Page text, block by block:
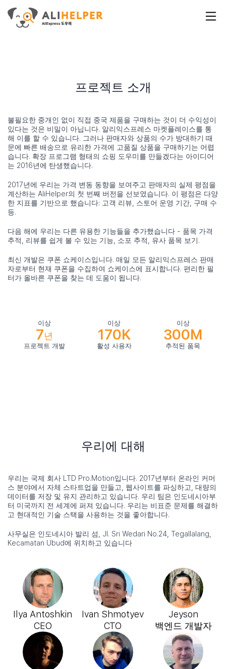
프로젝트 소개
불필요한 중개인 없이 직접 중국 제품을 구매하는 것이 더 수익성이
있다는 것은 비밀이 아닙니다. 알리익스프레스 마켓플레이스를 통
해 이를 할 수 있습니다. 그러나 판매자와 상품의 수가 방대하기 때
문에 빠른 배송으로 유리한 가격에 고품질 상품을 구매하기는 어렵
습니다. 확장 프로그램 형태의 쇼핑 도우미를 만들겠다는 아이디어
는 2016년에 탄생했습니다.
2017년에 우리는 가격 변동 동향을 보여주고 판매자의 실제 평점을
계산하는 AliHelper의 첫 번째 버전을 선보였습니다. 이 평점은 다양
한 지표를 기반으로 했습니다: 고객 리뷰, 스토어 운영 기간, 구매 수
등.
다음 해에 우리는 다른 유용한 기능들을 추가했습니다 - 품목 가격
추적, 리뷰를 쉽게 볼 수 있는 기능, 소포 추적, 유사 품목 보기.
최신 개발은 쿠폰 쇼케이스입니다. 매일 모든 알리익스프레스 판매
자로부터 현재 쿠폰을 수집하여 쇼케이스에 표시합니다. 편리한 필
터가 올바른 쿠폰을 찾는 데 도움이 됩니다.
이상
7년
프로젝트 개발
이상
170K
활성 사용자
이상
300M
추적된 품목
우리에 대해
우리는 국제 회사 LTD Pro.Motion입니다. 2017년부터 온라인 커머
스 분야에서 자체 스타트업을 만들고, 웹사이트를 파싱하고, 대량의
데이터를 저장 및 유지 관리하고 있습니다. 우리 팀은 인도네시아부
터 미국까지 전 세계에 퍼져 있습니다. 우리는 비표준 문제를 해결하
고 현대적인 기술 스택을 사용하는 것을 좋아합니다.
사무실은 인도네시아 발리 섬, Jl. Sri Wedari No.24, Tegallalang,
Kecamatan Ubud에 위치하고 있습니다
Ilya Antoshkin
CEO
Ivan Shmotyev
CTO
Jeyson
백엔드 개발자